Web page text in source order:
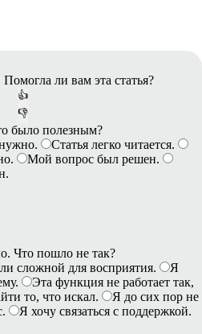
Помогла ли вам эта статья?
👍
👎
было полезным?
Статья легко читается.
Мой вопрос был решен.
Что пошло не так?
сложной для восприятия.
Я
Эта функция не работает так,
то, что искал.
Я до сих пор не
Я хочу связаться с поддержкой.